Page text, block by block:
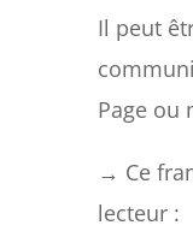
Il peut
Page ou
→ Ce
lecteur :